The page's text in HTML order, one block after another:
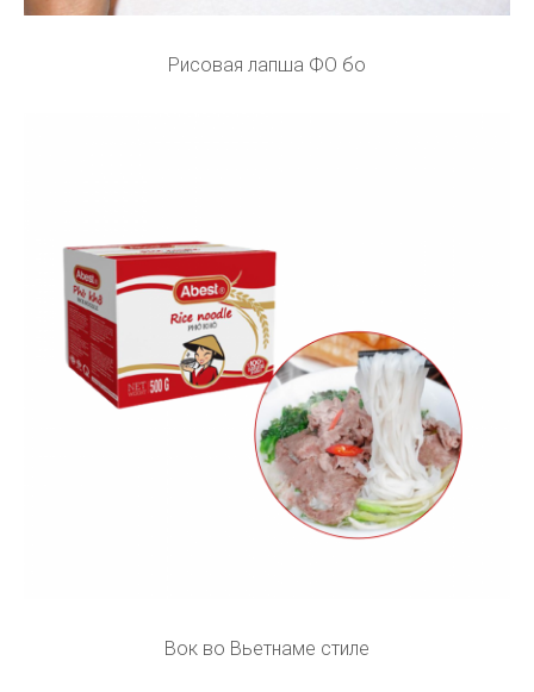
Рисовая лапша ФО бо
Вок во Вьетнаме стиле